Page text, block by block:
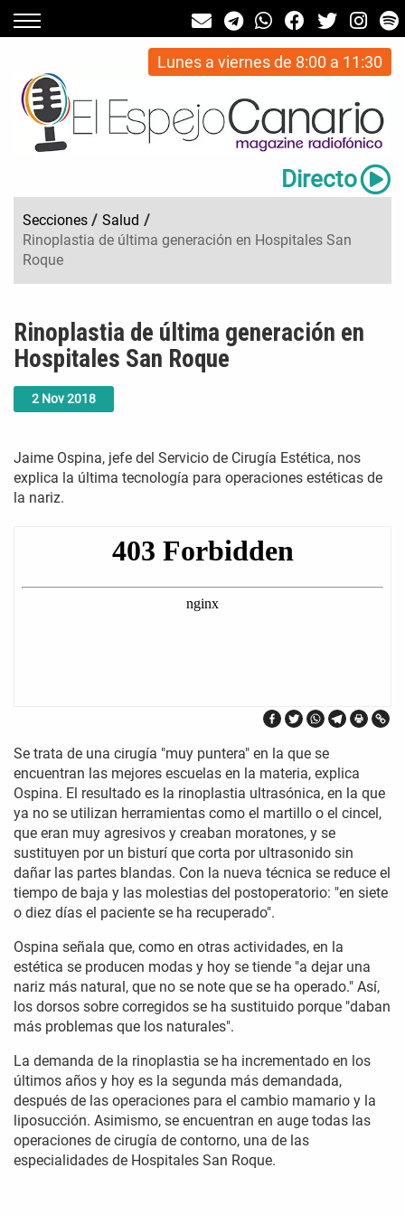
Lunes a viernes de 8:00 a 11:30
Directo
Secciones / Salud /
Rinoplastia de última generación en Hospitales San
Roque
2 Nov2018
Rinoplastia de última generación en
Hospitales San Roque
Jaime Ospina, jefe del Servicio de Cirugía Estética, nos
explica la última tecnología para operaciones estéticas de
la nariz.
Se trata de una cirugía "muy puntera" en la que se
encuentran las mejores escuelas en la materia, explica
Ospina. El resultado es la rinoplastia ultrasónica, en la que
ya no se utilizan herramientas como el martillo o el cincel,
que eran muy agresivos y creaban moratones, y se
sustituyen por un bisturí que corta por ultrasonido sin
dañar las partes blandas. Con la nueva técnica se reduce el
tiempo de baja y las molestias del postoperatorio: "en siete
o diez días el paciente se ha recuperado".
Ospina señala que, como en otras actividades, en la
estética se producen modas y hoy se tiende "a dejar una
nariz más natural, que no se note que se ha operado." Así,
los dorsos sobre corregidos se ha sustituido porque "daban
más problemas que los naturales".
La demanda de la rinoplastia se ha incrementado en los
últimos años y hoy es la segunda más demandada,
después de las operaciones para el cambio mamario y la
liposucción. Asimismo, se encuentran en auge todas las
operaciones de cirugía de contorno, una de las
especialidades de Hospitales San Roque.